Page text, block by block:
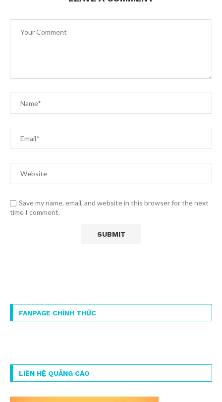
Save my name, email, and website in this browser for the next
time I comment.
FANPAGE CHÍNH THỨC
LIÊN HỆ QUẢNG CÁO